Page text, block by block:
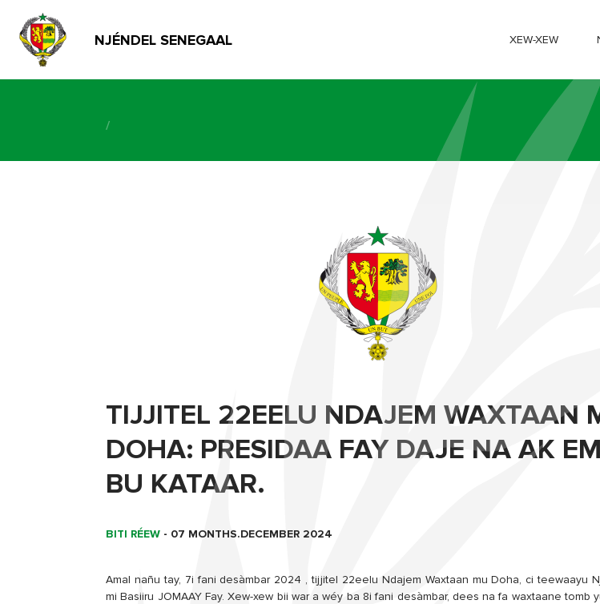
NJÉNDEL SENEGAAL XEW-XEW
/
TIJJITEL 22EELU NDAJEM WAXTAAN
DOHA: PRESIDAA FAY DAJE NA AK
BU KATAAR.
BITI RÉEW - 07 MONTHS.DECEMBER 2024
Amal nañu tay, 7i fani desàmbar 2024 , tijjitel 22eelu Ndajem Waxtaan mu Doha, ci teewaayu
mi Basiiru JOMAAY Fay. Xew-xew bii war a wéy ba 8i fani desàmbar, dees na fa waxtaane tomb